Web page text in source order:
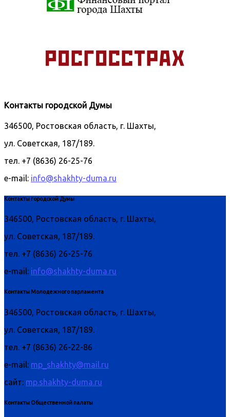
Контакты городской Думы
346500, Ростовская область, г. Шахты,
ул. Советская, 187/189.
тел. +7 (8636) 26-25-76
e-mail: info@shakhty-duma.ru
Контакты городской Думы
346500, Ростовская область, г. Шахты,
ул. Советская, 187/189.
тел. +7 (8636) 26-25-76
e-mail: info@shakhty-duma.ru
Контакты Молодежного парламента
346500, Ростовская область, г. Шахты,
ул. Советская, 187/189.
тел. +7 (8636) 26-22-86
e-mail: mp_shakhty@mail.ru
сайт: mp.shakhty-duma.ru
Контакты Общественной палаты